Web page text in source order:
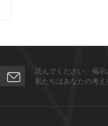
読んでください、掲示
私たちはあなたの考え